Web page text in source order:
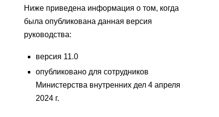
Ниже приведена информация о том, когда
была опубликована данная версия
руководства:
версия 11.0
опубликовано для сотрудников
Министерства внутренних дел 4 апреля
2024 г.